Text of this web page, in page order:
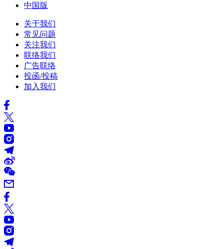
中国版
关于我们
常见问题
关注我们
联络我们
广告联络
投函/投稿
加入我们